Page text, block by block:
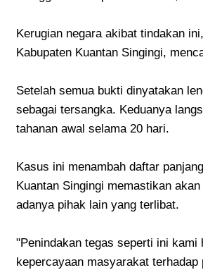
Kerugian negara akibat tindakan
Kabupaten Kuantan Singingi,
Setelah semua bukti dinyatakan
sebagai tersangka. Keduanya
tahanan awal selama 20 hari.
Kasus ini menambah daftar
Kuantan Singingi memastikan
adanya pihak lain yang terlibat.
"Penindakan tegas seperti ini kami
kepercayaan masyarakat